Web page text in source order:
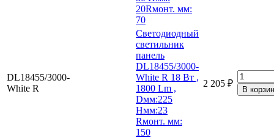
20Rмонт. мм:
70
DL18455/3000-
White R
Светодиодный
светильник
панель
DL18455/3000-
White R 18 Вт ,
1800 Lm ,
Dмм:225
Hмм:23
Rмонт. мм:
150
2 205 ₽